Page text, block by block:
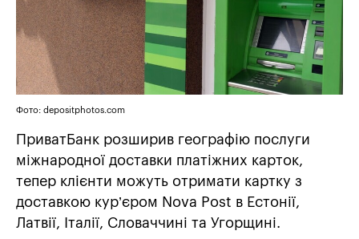
Фото: depositphotos.com
ПриватБанк розширив географію послуги
міжнародної доставки платіжних карток,
тепер клієнти можуть отримати картку з
доставкою кур’єром Nova Post в Естонії,
Латвії, Італії, Словаччині та Угорщині.